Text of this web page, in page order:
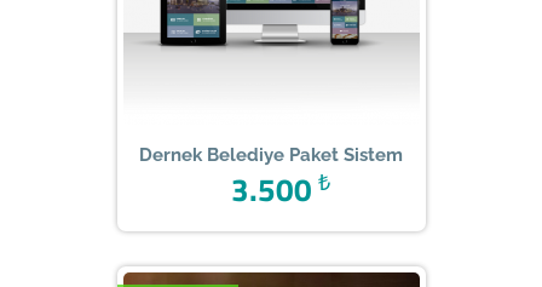
Dernek Belediye Paket Sistem
₺
3.500